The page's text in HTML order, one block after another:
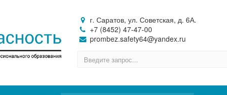
г. Саратов, ул. Советская, д. 6А.
+7 (8452) 47-47-00
prombez.safety64@yandex.ru